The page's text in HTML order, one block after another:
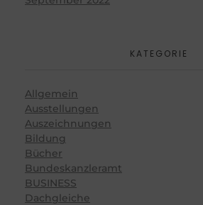
KATEGORIE
Allgemein
Ausstellungen
Auszeichnungen
Bildung
Bücher
Bundeskanzleramt
BUSINESS
Dachgleiche